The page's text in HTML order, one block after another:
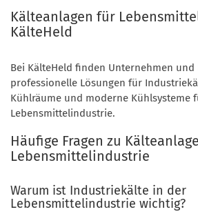
Kälteanlagen für
KälteHeld
Bei KälteHeld finden Unternehmen und
professionelle Lösungen für
Kühlräume und moderne Kühlsysteme
Lebensmittelindustrie.
Häufige Fragen zu
Lebensmittelindustrie
Warum ist Industriekälte in der
Lebensmittelindustrie wichtig?